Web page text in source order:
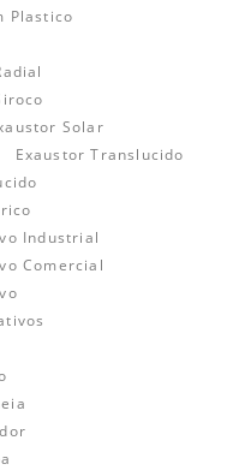
Plastico
Solar
Exaustor Translucido
Industrial
Comercial